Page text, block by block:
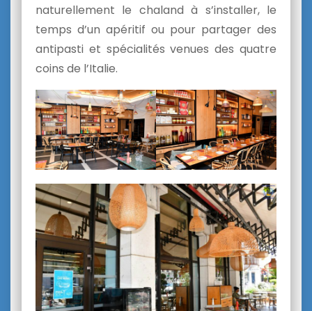
naturellement le chaland à s’installer, le
temps d’un apéritif ou pour partager des
antipasti et spécialités venues des quatre
coins de l’Italie.